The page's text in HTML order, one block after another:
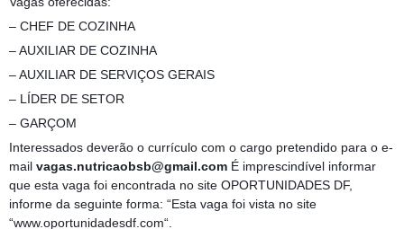
– CHEF DE COZINHA
– AUXILIAR DE COZINHA
– AUXILIAR DE SERVIÇOS GERAIS
– LÍDER DE SETOR
– GARÇOM
Interessados deverão o currículo com o cargo pretendido para o e-
mail vagas.nutricaobsb@gmail.com É imprescindível informar
que esta vaga foi encontrada no site OPORTUNIDADES DF,
informe da seguinte forma: “Esta vaga foi vista no site
“www.oportunidadesdf.com“.